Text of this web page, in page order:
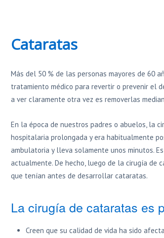
Cataratas
Más del 50 % de las personas mayores de 60
tratamiento médico para revertir o prevenir el
a ver claramente otra vez es removerlas
En la época de nuestros padres o abuelos, la
hospitalaria prolongada y era habitualmente
ambulatoria y lleva solamente unos minutos.
actualmente. De hecho, luego de la cirugía de
que tenían antes de desarrollar cataratas.
La cirugía de cataratas es
Creen que su calidad de vida ha sido